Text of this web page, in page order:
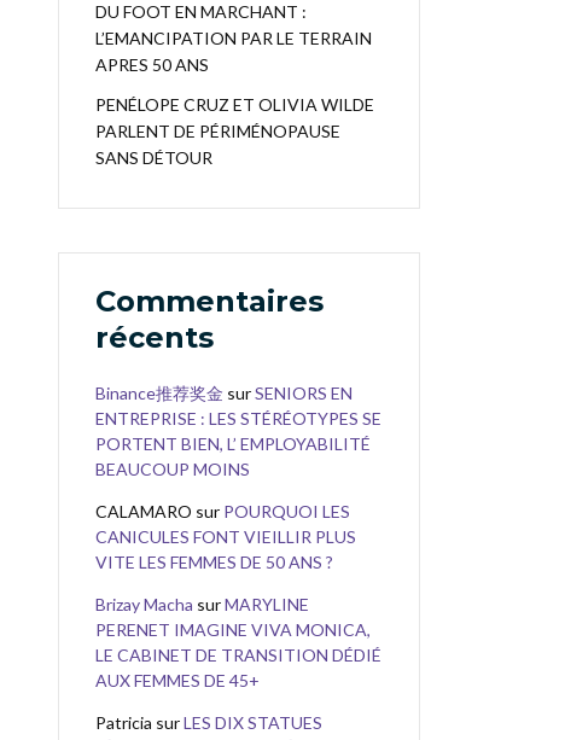
DU FOOT EN MARCHANT :
L’EMANCIPATION PAR LE TERRAIN
APRES 50 ANS
PENÉLOPE CRUZ ET OLIVIA WILDE
PARLENT DE PÉRIMÉNOPAUSE
SANS DÉTOUR
Commentaires
récents
Binance推荐奖金 surSENIORS EN
ENTREPRISE : LES STÉRÉOTYPES SE
PORTENT BIEN, L’ EMPLOYABILITÉ
BEAUCOUP MOINS
CALAMARO sur POURQUOI LES
CANICULES FONT VIEILLIR PLUS
VITE LES FEMMES DE 50 ANS ?
Brizay Macha surMARYLINE
PERENET IMAGINE VIVA MONICA,
LE CABINET DE TRANSITION DÉDIÉ
AUX FEMMES DE 45+
Patricia surLES DIX STATUES